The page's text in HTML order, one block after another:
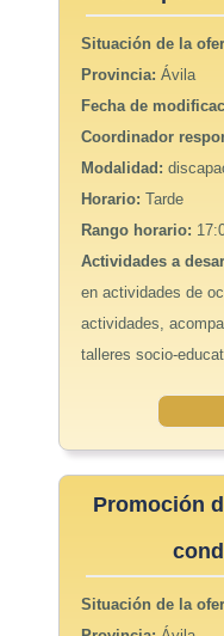
Situación de la
Provincia:Ávila
Fecha de
Coordinador
Modalidad:
Horario:Tarde
Rango horario:
Actividades a
en actividades de
actividades,
talleres socio-
Promoción
Situación de la